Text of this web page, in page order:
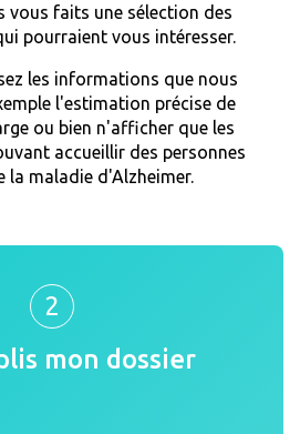
vous faits une sélection des
pourraient vous intéresser.
les informations que nous
l'estimation précise de
ou bien n'afficher que les
accueillir des personnes
la maladie d'Alzheimer.
2
mon dossier